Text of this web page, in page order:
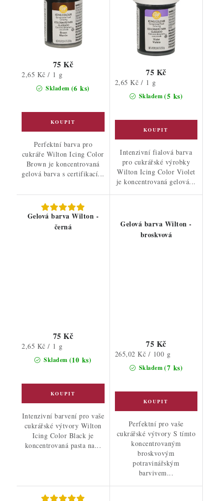
Skladem (6 ks)
75 Kč
Měrná
2,65 Kč / 1 g
Perfektní barva pro
cukráře Wilton Icing Color
Brown je koncentrovaná
gelová barva s certifikací...
Skladem(5 ks)
75 Kč
Měrná
2,65 Kč / 1 g
Intenzivní fialová barva
pro cukrářské výrobky
Wilton Icing Color Violet
je koncentrovaná gelová...
Gelová barva Wilton -
černá
Skladem (10 ks)
75 Kč
Měrná
cena:
2,65 Kč / 1 g
Intenzivní barvení pro vaše
cukrářské výtvory Wilton
Icing Color Black je
koncentrovaná pasta na...
Gelová barva Wilton -
broskvová
Skladem(7 ks)
75 Kč
Měrná
265,02 Kč / 100 g
Perfektní pro vaše
cukrářské výtvory S tímto
koncentrovaným
broskvovým
potravinářským
barvivem...